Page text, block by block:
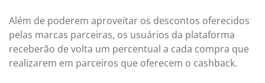
Além de poderem aproveitar os descontos oferecidos
pelas marcas parceiras, os usuários da plataforma
receberão de volta um percentual a cada compra que
realizarem em parceiros que oferecem o cashback.